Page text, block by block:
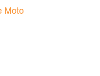
Moto